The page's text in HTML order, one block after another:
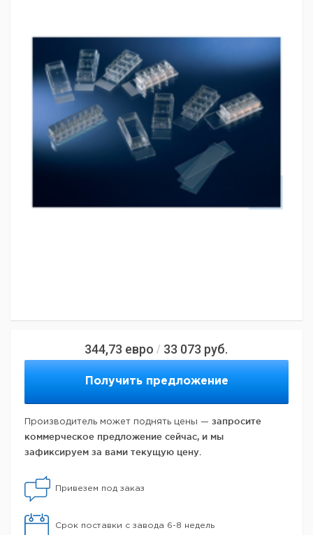
344,73 евро / 33 073 руб.
Получить предложение
Производитель может поднять цены — запросите
коммерческое предложение сейчас, и мы
зафиксируем за вами текущую цену.
Привезем под заказ
Срок поставки с завода 6-8 недель